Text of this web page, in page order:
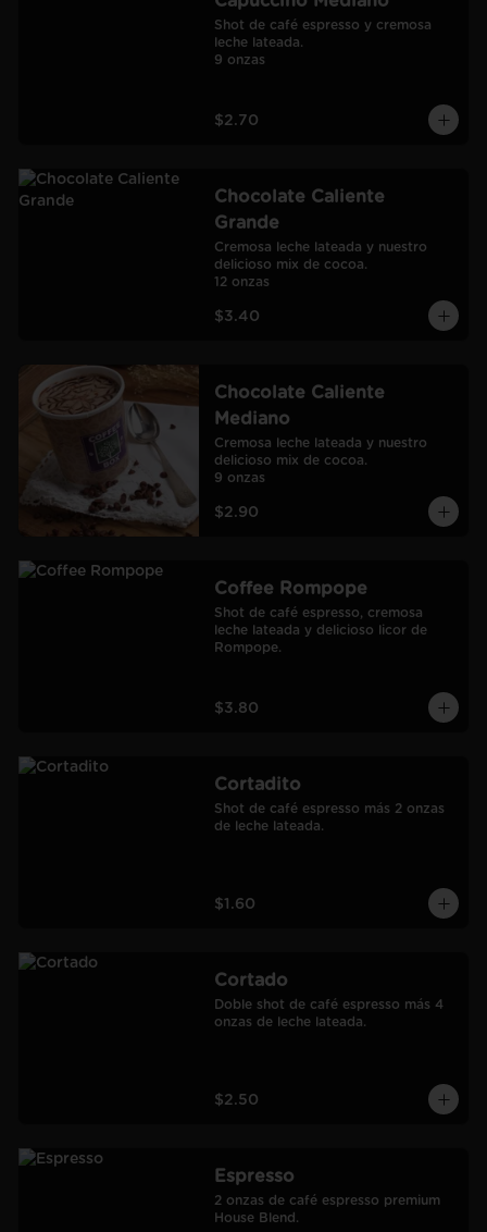
Shot de café espresso y cremosa
leche lateada.
9 onzas
$2.70
Chocolate Caliente
Grande
Cremosa leche lateada y nuestro
delicioso mix de cocoa.
12 onzas
$3.40
Chocolate Caliente
Mediano
Cremosa leche lateada y nuestro
delicioso mix de cocoa.
9 onzas
$2.90
Coffee Rompope
Shot de café espresso, cremosa
leche lateada y delicioso licor de
Rompope.
$3.80
Cortadito
Shot de café espresso más 2 onzas
de leche lateada.
$1.60
Cortado
Doble shot de café espresso más 4
onzas de leche lateada.
$2.50
Espresso
2 onzas de café espresso premium
House Blend.